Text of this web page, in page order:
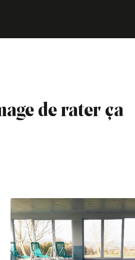
de rater ça